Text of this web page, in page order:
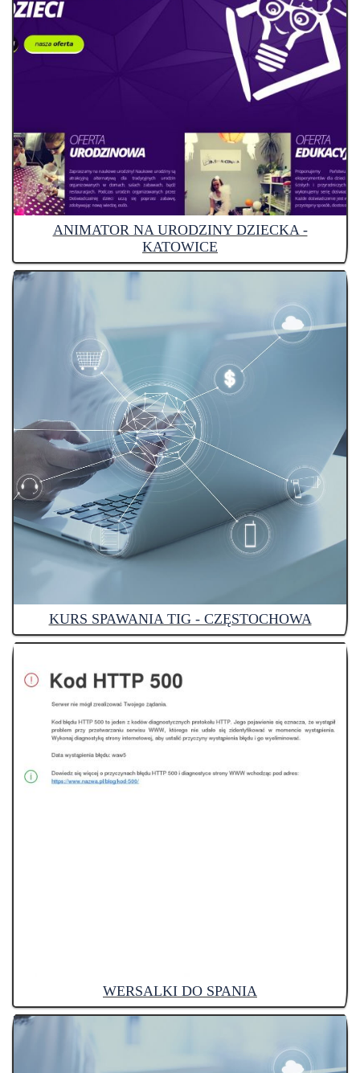
ANIMATOR NA URODZINY DZIECKA -
KATOWICE
KURS SPAWANIA TIG - CZĘSTOCHOWA
WERSALKI DO SPANIA